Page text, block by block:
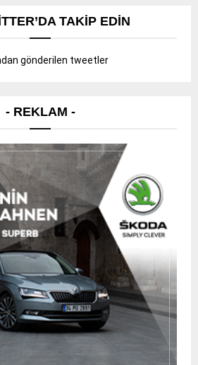
TAKIP EDIN
gönderilen tweetler
- REKLAM -